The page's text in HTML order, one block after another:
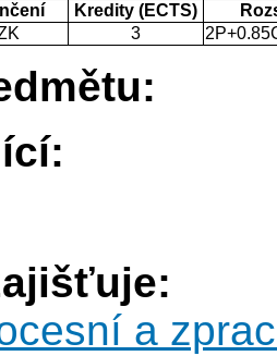
Kredity (ECTS)
3
a